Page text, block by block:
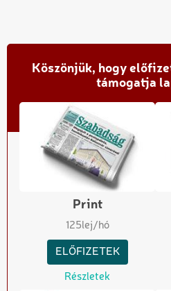
Köszönjük, hogy
támogatja
Print
125lej/hó
ELŐFIZETEK
Részletek